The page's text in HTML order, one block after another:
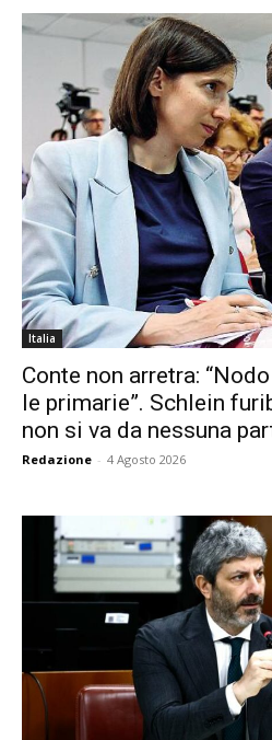
Italia
Conte non arretra:
le primarie”. Schlein
non si va da nessuna
Redazione - 4 Agosto 2026